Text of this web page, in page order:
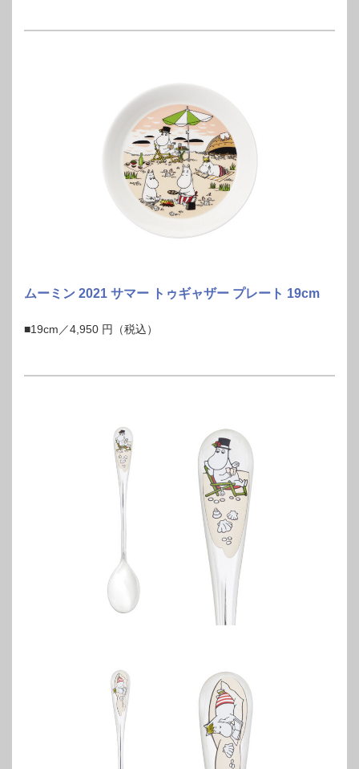
ムーミン 2021 サマー トゥギャザー プレート 19cm
■19cm／4,950 円（税込）